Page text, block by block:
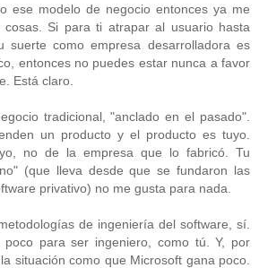
ese modelo de negocio entonces ya me
cosas. Si para ti atrapar al usuario hasta
suerte como empresa desarrolladora es
entonces no puedes estar nunca a favor
Está claro.
tradicional, "anclado en el pasado".
un producto y el producto es tuyo.
no de la empresa que lo fabricó. Tu
(que lleva desde que se fundaron las
privativo) no me gusta para nada.
de ingeniería del software, sí.
poco para ser ingeniero, como tú. Y, por
situación como que Microsoft gana poco.